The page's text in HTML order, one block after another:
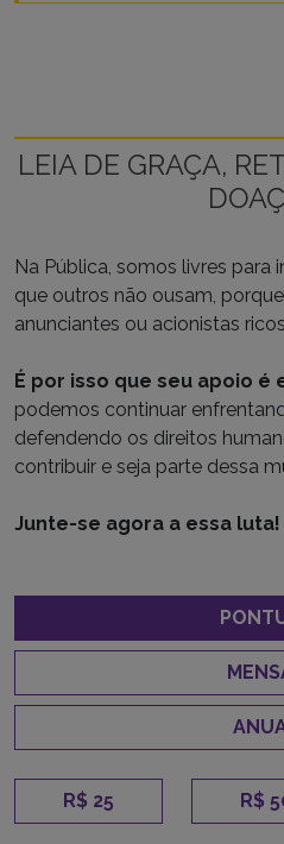
LEIA DE GRAÇA,
Na Pública, somos livres para
que outros não ousam,
anunciantes ou acionistas
É por isso que seu apoio é
podemos continuar
defendendo os direitos
contribuir e seja parte dessa
Junte-se agora a essa luta!
R$ 25 R$